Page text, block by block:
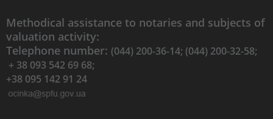
Methodical assistance to notaries and subjects of
valuation activity:
Telephone number: (044) 200-36-14; (044) 200-32-58;
+ 38 093 542 69 68;
+38 095 142 91 24